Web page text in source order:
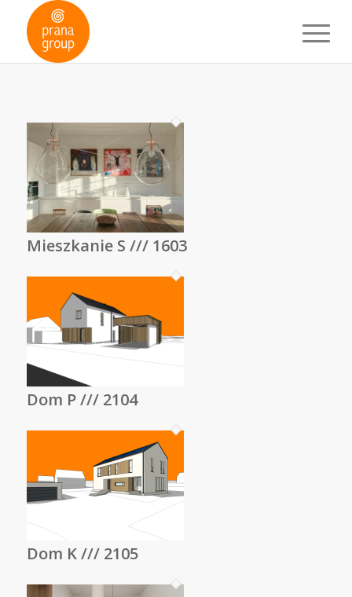
Mieszkanie S /// 1603
Dom P /// 2104
Dom K /// 2105